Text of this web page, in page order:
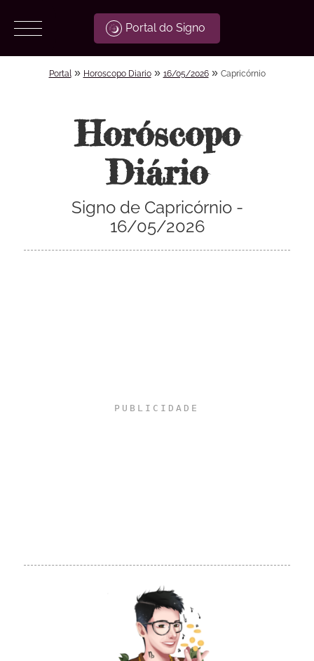
Portal do Signo
Portal » Horoscopo Diario» 16/05/2026» Capricórnio
Horóscopo
Diário
Signo de Capricórnio -
16/05/2026